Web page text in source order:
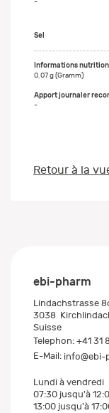
-
Sel
0,07 g (Gramm)
-
Retour à la
ebi-pharm
Lindachstrasse
3038
Suisse
Telephon: +41 31
E-Mail: info@ebi-
Lundi à vendredi
07:30 jusqu'à
13:00 jusqu'à